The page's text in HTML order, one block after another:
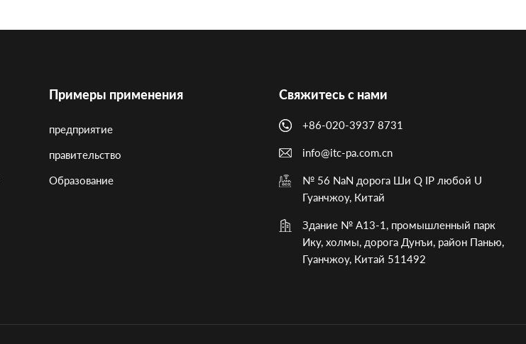
Примеры применения
предприятие
правительство
Образование
Свяжитесь с нами
+86-020-3937 8731
info@itc-pa.com.cn
№ 56 NaN дорога Ши Q IP любой U
Гуанчжоу, Китай
Здание № A13-1, промышленный парк
Ику, холмы, дорога Дунъи, район Панью,
Гуанчжоу, Китай 511492